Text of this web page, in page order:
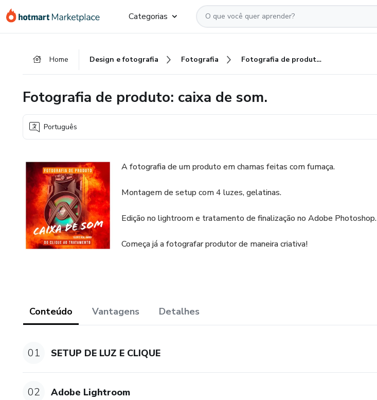
para
para
para
Categorias
Home Design e fotografia Fotografia Fotografia de produto: caixa de som.
Fotografia de produto: caixa de som.
Português
A fotografia de um produto em chamas feitas com fumaça.
Montagem de setup com 4 luzes, gelatinas.
Edição no lightroom e tratamento de finalização no Adobe Photoshop.
Começa já a fotografar produtor de maneira criativa!
Conteúdo Vantagens Detalhes
01 SETUP DE LUZ E CLIQUE
02 Adobe Lightroom